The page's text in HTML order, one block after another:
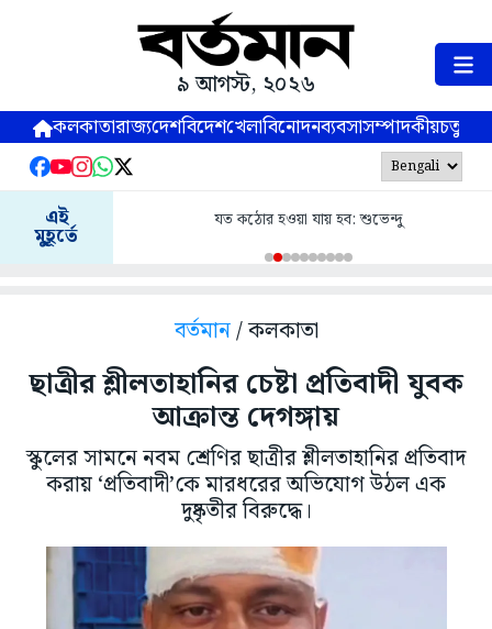
৯ আগস্ট, ২০২৬
কলকাতারাজ্যদেশবিদেশখেলাবিনোদনব্যবসাসম্পাদকীয়
এই
মুহূর্তে
যত কঠোর হওয়া যায় হব: শুভেন্দু
বর্তমান/ কলকাতা
ছাত্রীর শ্লীলতাহানির চেষ্টা প্রতিবাদী যুবক
আক্রান্ত দেগঙ্গায়
স্কুলের সামনে নবম শ্রেণির ছাত্রীর শ্লীলতাহানির প্রতিবাদ
করায় ‘প্রতিবাদী’কে মারধরের অভিযোগ উঠল এক
দুষ্কৃতীর বিরুদ্ধে।